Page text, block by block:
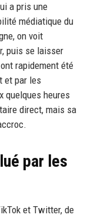
a pris une
médiatique du
on voit
puis se laisser
rapidement été
et par les
quelques heures
direct, mais sa
par les
et Twitter, de